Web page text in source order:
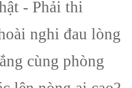
- Phải thi
nghi đau lòng
cùng phòng